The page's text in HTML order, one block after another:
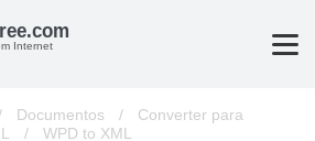
Internet
Documentos /
Converter para
/ WPD to XML